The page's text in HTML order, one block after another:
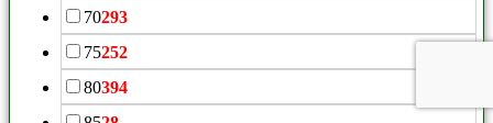
70293
75252
80394